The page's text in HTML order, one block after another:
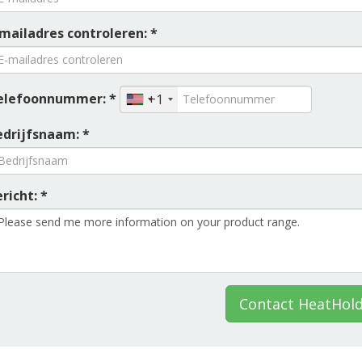
controleren: *
*
+1
*
*
Contact